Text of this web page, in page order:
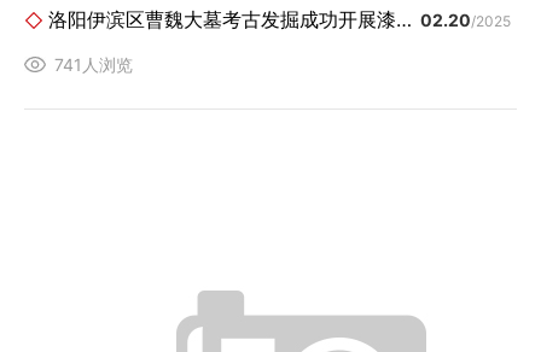
洛阳伊滨区曹魏大墓考古发掘成功开展漆器保护工作
741人浏览
02.20/2025